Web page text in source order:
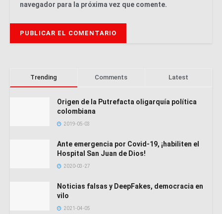
navegador para la próxima vez que comente.
Trending Comments Latest
Origen de la Putrefacta oligarquía política
colombiana
2019-05-03
Ante emergencia por Covid-19, ¡habiliten el
Hospital San Juan de Dios!
2020-03-27
Noticias falsas y DeepFakes, democracia en
vilo
2021-04-05